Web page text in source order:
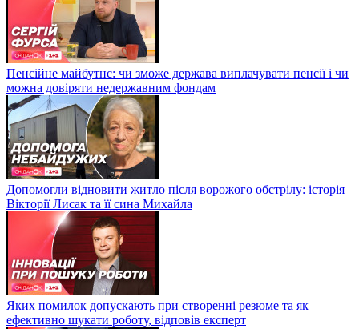
Пенсійне майбутнє: чи зможе держава виплачувати пенсії і чи
можна довіряти недержавним фондам
Допомогли відновити житло після ворожого обстрілу: історія
Вікторії Лисак та її сина Михайла
Яких помилок допускають при створенні резюме та як
ефективно шукати роботу, відповів експерт